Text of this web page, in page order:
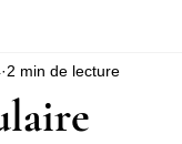
2 min de lecture